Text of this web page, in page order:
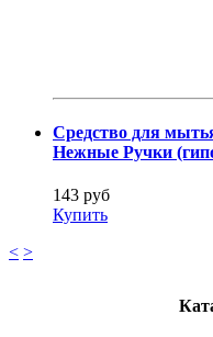
Средство для
Нежные Ручки
143 руб
Купить
< >